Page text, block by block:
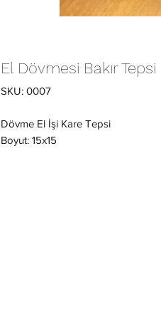
El Dövmesi Bakır Tepsi
SKU: 0007
Dövme El İşi Kare Tepsi
Boyut: 15x15